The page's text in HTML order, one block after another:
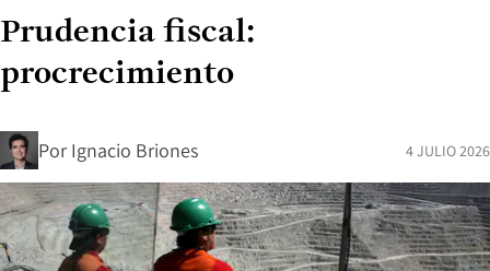
Prudencia fiscal:
procrecimiento
Por Ignacio Briones 4 JULIO 2026